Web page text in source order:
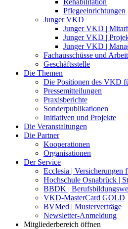
Rehabilitation
Pflegeeinrichtungen
Junger VKD
Junger VKD |
Junger VKD |
Junger VKD |
Fachausschüsse und
Geschäftsstelle
Die Themen
Die Positionen des VKD
Pressemitteilungen
Praxisberichte
Sonderpublikationen
Initiativen und Projekte
Die Veranstaltungen
Die Partner
Kooperationen
Organisationen
Der Service
Ecclesia | Versicherungen
Hochschule Osnabrück |
BBDK |
VKD-MasterCard GOLD
BVMed | Musterverträge
Newsletter-Anmeldung
Mitgliederbereich öffnen